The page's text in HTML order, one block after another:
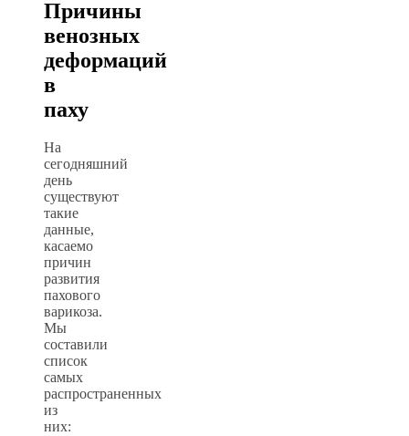
Причины
венозных
деформаций
в
паху
На
сегодняшний
день
существуют
такие
данные,
касаемо
причин
развития
пахового
варикоза.
Мы
составили
список
самых
распространенных
из
них: